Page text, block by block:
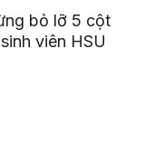
bỏ lỡ 5 cột
viên HSU